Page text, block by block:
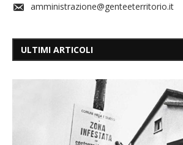
amministrazione@genteeterritorio.it
ULTIMI ARTICOLI